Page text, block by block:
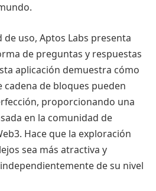
de uso, Aptos Labs presenta
de preguntas y respuestas
aplicación demuestra cómo
cadena de bloques pueden
proporcionando una
en la comunidad de
Hace que la exploración
sea más atractiva y
de su nivel